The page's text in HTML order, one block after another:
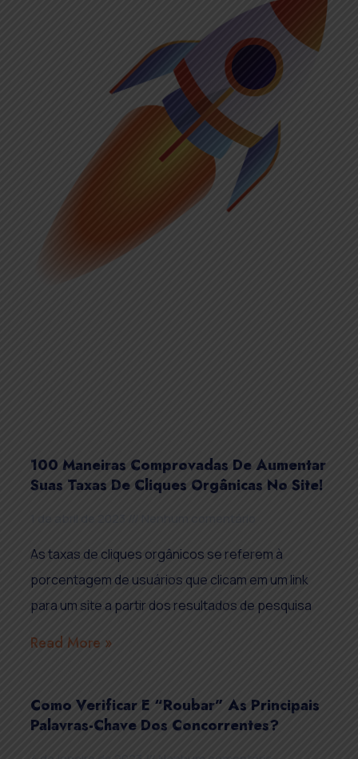
100 Maneiras Comprovadas De Aumentar
Suas Taxas De Cliques Orgânicas No Site!
As taxas de cliques orgânicos se referem à
porcentagem de usuários que clicam em um link
para um site a partir dos resultados de pesquisa
Read More »
Como Verificar E “roubar” As Principais
Palavras-Chave Dos Concorrentes?